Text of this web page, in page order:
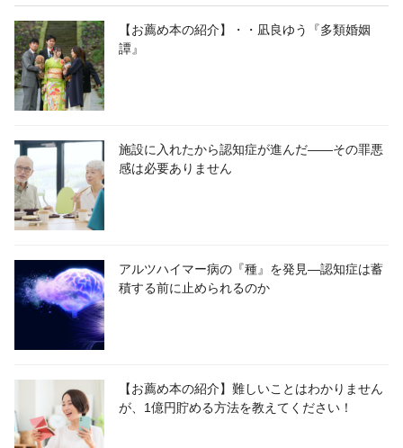
【お薦め本の紹介】・・凪良ゆう『多類婚姻
譚』
施設に入れたから認知症が進んだ――その罪悪
感は必要ありません
アルツハイマー病の『種』を発見―認知症は蓄
積する前に止められるのか
【お薦め本の紹介】難しいことはわかりません
が、1億円貯める方法を教えてください！